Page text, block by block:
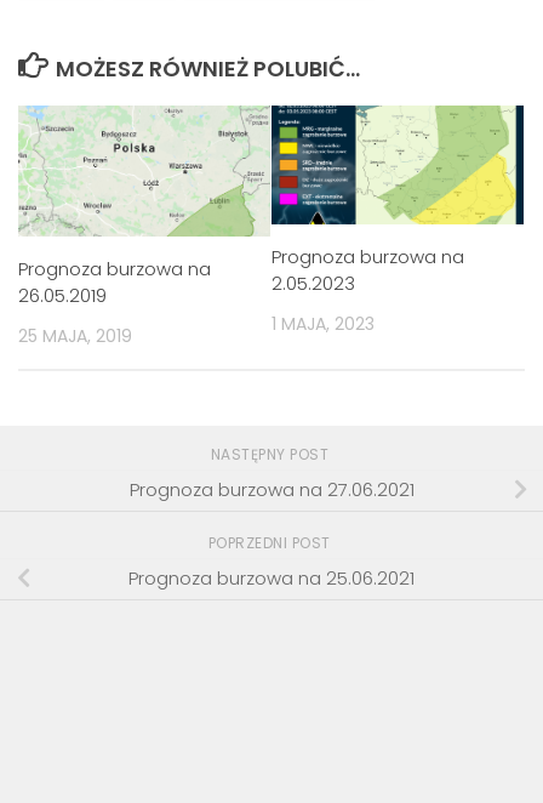
MOŻESZ RÓWNIEŻ POLUBIĆ…
Prognoza burzowa na
26.05.2019
25 MAJA, 2019
Prognoza burzowa na
2.05.2023
1 MAJA, 2023
NASTĘPNY POST
Prognoza burzowa na 27.06.2021
POPRZEDNI POST
Prognoza burzowa na 25.06.2021